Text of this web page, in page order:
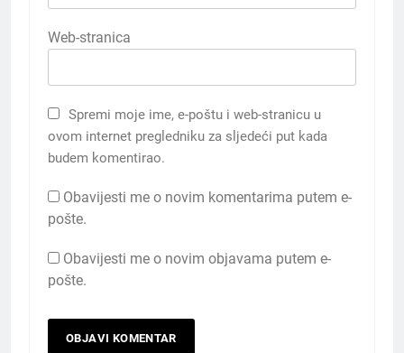
Web-stranica
Spremi moje ime, e-poštu i web-stranicu u
ovom internet pregledniku za sljedeći put kada
budem komentirao.
Obavijesti me o novim komentarima putem e-
pošte.
Obavijesti me o novim objavama putem e-
pošte.